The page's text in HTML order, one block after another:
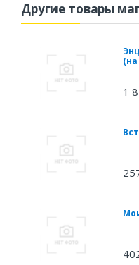
Другие товары
1